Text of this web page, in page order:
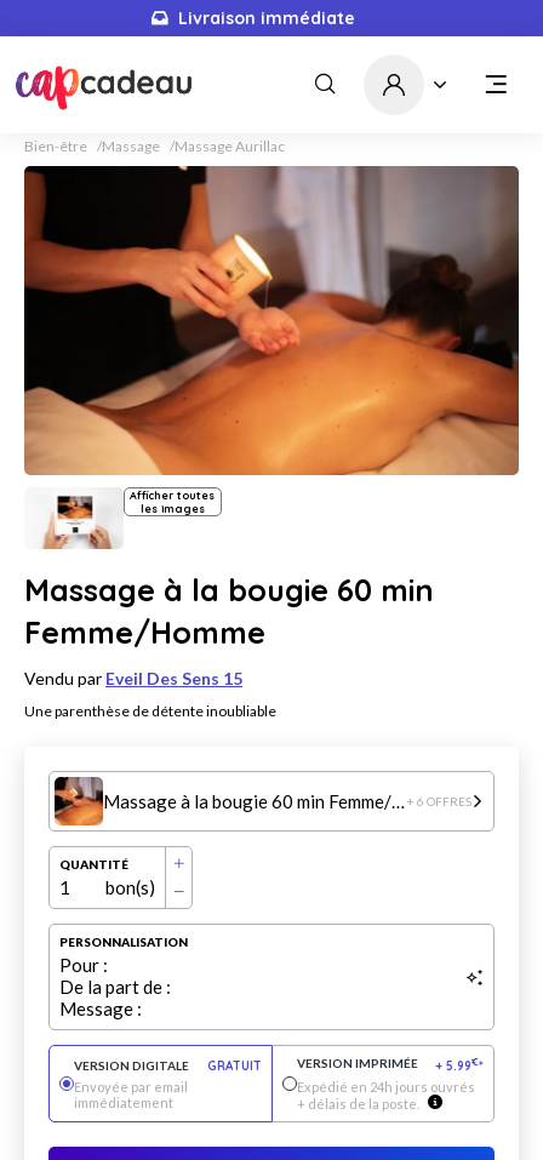
Livraison immédiate
Bien-être Massage Massage Aurillac
Afficher toutes
les images
Massage à la bougie 60 min
Femme/Homme
Vendu par Eveil Des Sens 15
Une parenthèse de détente inoubliable
Massage à la bougie 60 min Femme/Homme + 6 OFFRES
QUANTITÉ
1 bon(s)
PERSONNALISATION
Pour :
De la part de :
Message :
VERSION DIGITALE
GRATUIT
Envoyée par email
immédiatement
VERSION IMPRIMÉE + 5.99€*
Expédié en 24h jours ouvrés
+ délais de la poste.